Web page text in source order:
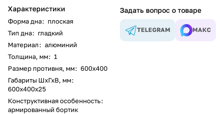
Характеристики
Форма дна: плоская
Тип дна: гладкий
Материал: алюминий
Толщина, мм: 1
Размер противня, мм: 600х400
Габариты ШхГхВ, мм:
600х400х25
Конструктивная особенность:
армированный бортик
Задать вопрос о товаре
TELEGRAM МАКС